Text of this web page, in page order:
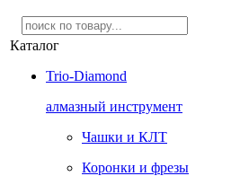
Каталог
Trio-Diamond
алмазный инструмент
Чашки и КЛТ
Коронки и фрезы